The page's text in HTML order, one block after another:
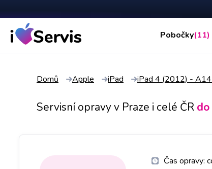
Pobočky(11)
Domů Apple iPad iPad 4 (2012) -
Servisní opravy v Praze i celé ČR
Čas opravy: